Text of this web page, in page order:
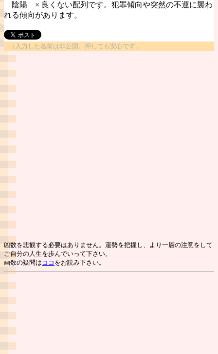
陰陽 × 良くない配列です。犯罪傾向や突然の不運に襲わ
れる傾向があります。
↑入力した名前は非公開。押しても安心です。
凶数を悲観する必要はありません。運勢を把握し、より一層の注意をして
ご自分の人生を歩んでいって下さい。
画数の疑問は ココ をお読み下さい。